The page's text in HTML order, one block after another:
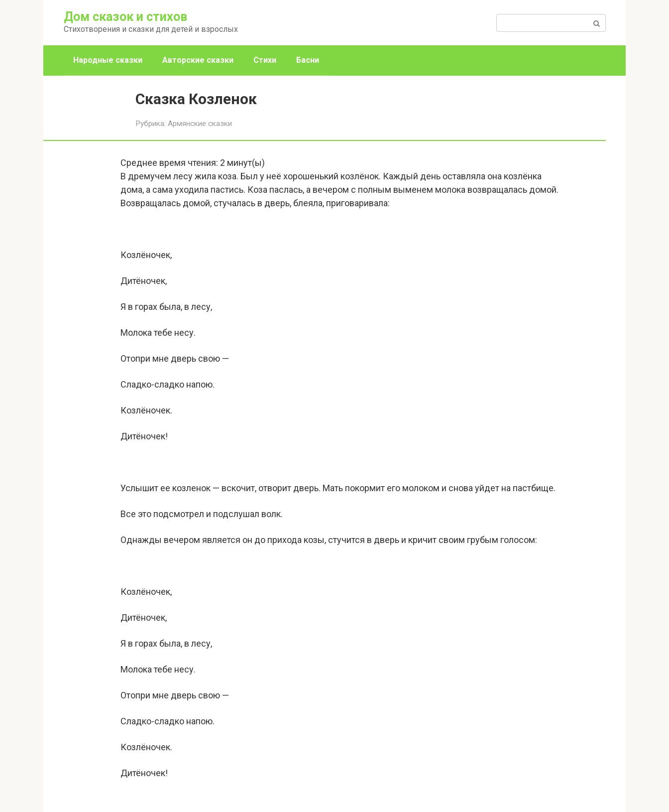
Дом сказок и стихов
Стихотворения и сказки для детей и взрослых
Народные сказки Авторские сказки Стихи Басни
Сказка Козлeнок
Рубрика: Армянские сказки
Среднее время чтения: 2 минут(ы)
В дремучем лесу жила коза. Был у неё хорошенький козлёнок. Каждый день оставляла она козлёнка
дома, а сама уходила пастись. Коза паслась, а вечером с полным выменем молока возвращалась домой.
Возвращалась домой, стучалась в дверь, блеяла, приговаривала:
Козлёночек,
Дитёночек,
Я в горах была, в лесу,
Молока тебе несу.
Отопри мне дверь свою —
Сладко-сладко напою.
Козлёночек.
Дитёночек!
Услышит ее козленок — вскочит, отворит дверь. Мать покормит его молоком и снова уйдет на пастбище.
Все это подсмотрел и подслушал волк.
Однажды вечером является он до прихода козы, стучится в дверь и кричит своим грубым голосом:
Козлёночек,
Дитёночек,
Я в горах была, в лесу,
Молока тебе несу.
Отопри мне дверь свою —
Сладко-сладко напою.
Козлёночек.
Дитёночек!